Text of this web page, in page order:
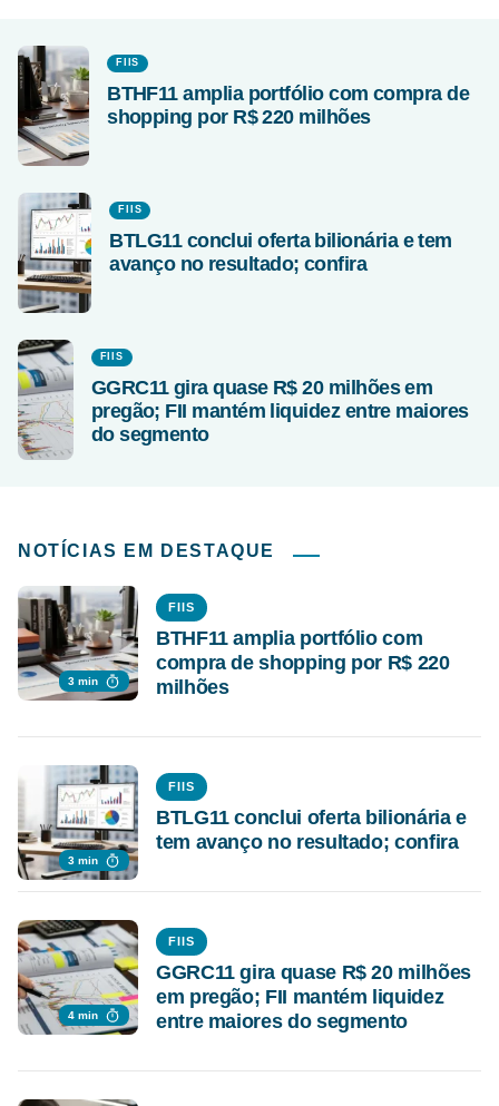
FIIS
BTHF11 amplia portfólio com compra de
shopping por R$ 220 milhões
FIIS
BTLG11 conclui oferta bilionária e tem
avanço no resultado; confira
FIIS
GGRC11 gira quase R$ 20 milhões em
pregão; FII mantém liquidez entre maiores
do segmento
NOTÍCIAS EM DESTAQUE
3 min
FIIS
BTHF11 amplia portfólio com
compra de shopping por R$ 220
milhões
3 min
FIIS
BTLG11 conclui oferta bilionária e
tem avanço no resultado; confira
4 min
FIIS
GGRC11 gira quase R$ 20 milhões
em pregão; FII mantém liquidez
entre maiores do segmento